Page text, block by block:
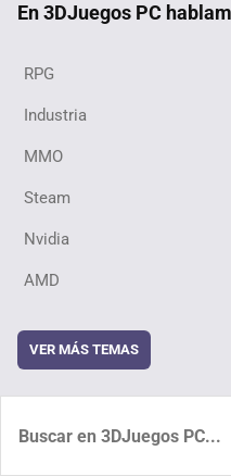
En 3DJuegos PC
RPG
Industria
MMO
Steam
Nvidia
AMD
VER MÁS TEMAS